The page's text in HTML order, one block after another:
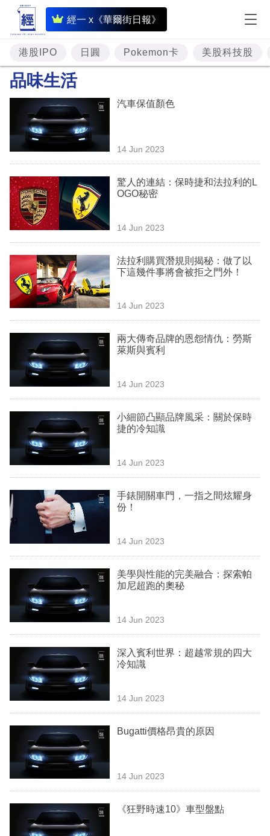
經一 x《華爾街日報》
即
時
財
經
題
投
資
樓
市
理
商
業
科
技
職
場
生
時
事
欄
訂
閱
區
港股IPO 日圓 Pokemon卡 美股科技股
品味生活
汽車保值顏色
14 Jun 2023
驚人的連結：保時捷和法拉利的L
OGO秘密
14 Jun 2023
法拉利購買潛規則揭秘：做了以
下這幾件事將會被拒之門外！
14 Jun 2023
兩大傳奇品牌的恩怨情仇：勞斯
萊斯與賓利
14 Jun 2023
小細節凸顯品牌風采：關於保時
捷的冷知識
14 Jun 2023
手錶開關車門，一指之間炫耀身
份！
14 Jun 2023
美學與性能的完美融合：探索帕
加尼超跑的奧秘
14 Jun 2023
深入賓利世界：超越常規的四大
冷知識
14 Jun 2023
Bugatti價格昂貴的原因
14 Jun 2023
《狂野時速10》車型盤點